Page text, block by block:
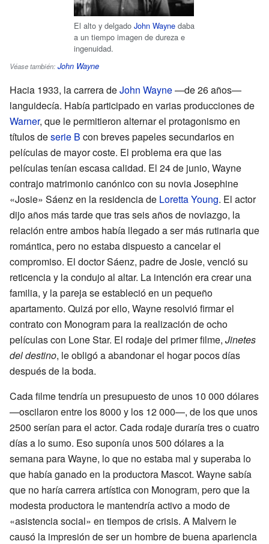
El alto y delgado John Wayne daba
a un tiempo imagen de dureza e
ingenuidad.
Véase también: John Wayne
Hacia 1933, la carrera deJohn Wayne—de 26 años—
languidecía. Había participado en varias producciones de
Warner, que le permitieron alternar el protagonismo en
títulos deserie B con breves papeles secundarios en
películas de mayor coste. El problema era que las
películas tenían escasa calidad. El 24 de junio, Wayne
contrajo matrimonio canónico con su novia Josephine
«Josie» Sáenz en la residencia de Loretta Young. El actor
dijo años más tarde que tras seis años de noviazgo, la
relación entre ambos había llegado a ser más rutinaria que
romántica, pero no estaba dispuesto a cancelar el
compromiso. El doctor Sáenz, padre de Josie, venció su
reticencia y la condujo al altar. La intención era crear una
familia, y la pareja se estableció en un pequeño
apartamento. Quizá por ello, Wayne resolvió firmar el
contrato con Monogram para la realización de ocho
películas con Lone Star. El rodaje del primer filme, Jinetes
del destino, le obligó a abandonar el hogar pocos días
después de la boda.
Cada filme tendría un presupuesto de unos 10 000 dólares
—oscilaron entre los 8000 y los 12 000—, de los que unos
2500 serían para el actor. Cada rodaje duraría tres o cuatro
días a lo sumo. Eso suponía unos 500 dólares a la
semana para Wayne, lo que no estaba mal y superaba lo
que había ganado en la productora Mascot. Wayne sabía
que no haría carrera artística con Monogram, pero que la
modesta productora le mantendría activo a modo de
«asistencia social» en tiempos de crisis. A Malvern le
causó la impresión de ser un hombre de buena apariencia